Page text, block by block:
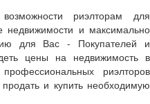
риэлторам для
недвижимости и максимально
для Вас - Покупателей и
цены на недвижимость в
риэлторов
и купить необходимую